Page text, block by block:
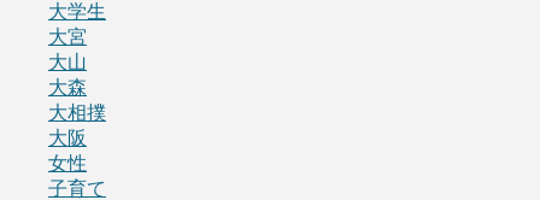
大学生
大宮
大山
大森
大相撲
大阪
女性
子育て